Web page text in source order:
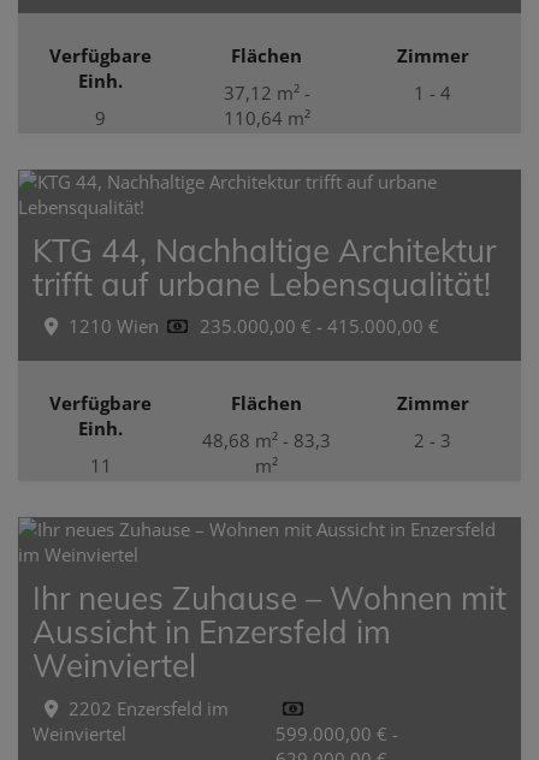
Verfügbare
Einh.
9
Flächen
37,12 m² -
110,64 m²
Zimmer
1 - 4
KTG 44, Nachhaltige Architektur
trifft auf urbane Lebensqualität!
1210 Wien 235.000,00 € - 415.000,00 €
Verfügbare
Einh.
11
Flächen
48,68 m² - 83,3
m²
Zimmer
2 - 3
Ihr neues Zuhause – Wohnen mit
Aussicht in Enzersfeld im
Weinviertel
2202 Enzersfeld im
Weinviertel
599.000,00 € -